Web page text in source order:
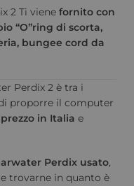
2 Ti viene fornito con
“O”ring di scorta,
bungee cord da
Perdix 2 è tra i
proporre il computer
in Italia e
Perdix usato,
trovarne in quanto è